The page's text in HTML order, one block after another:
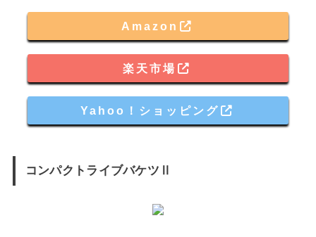
Amazon
楽天市場
Yahoo！ショッピング
コンパクトライブバケツⅡ